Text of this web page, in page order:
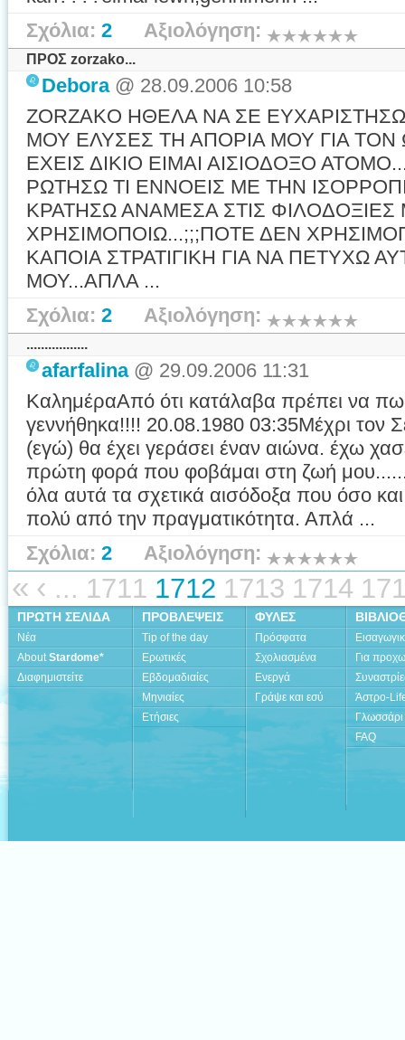
Σχόλια: 2 Αξιολόγηση:
ΠΡΟΣ zorzako...
Debora@ 28.09.2006 10:58
ZORZAKO ΗΘΕΛΑ ΝΑ ΣΕ
ΜΟΥ ΕΛΥΣΕΣ ΤΗ ΑΠΟΡΙΑ ΜΟΥ ΓΙΑ
ΕΧΕΙΣ ΔΙΚΙΟ ΕΙΜΑΙ ΑΙΣΙΟΔΟΞΟ
ΡΩΤΗΣΩ ΤΙ ΕΝΝΟΕΙΣ ΜΕ ΤΗΝ
ΚΡΑΤΗΣΩ ΑΝΑΜΕΣΑ ΣΤΙΣ
ΧΡΗΣΙΜΟΠΟΙΩ...;;;ΠΟΤΕ ΔΕΝ
ΚΑΠΟΙΑ ΣΤΡΑΤΙΓΙΚΗ ΓΙΑ ΝΑ ΠΕΤΥΧΩ
ΜΟΥ...ΑΠΛΑ ...
Σχόλια: 2 Αξιολόγηση:
.................
afarfalina@ 29.09.2006 11:31
ΚαλημέραΑπό ότι κατάλαβα πρέπει να
γεννήθηκα!!!! 20.08.1980 03:35Μέχρι τον
(εγώ) θα έχει γεράσει έναν αιώνα. έχω
πρώτη φορά που φοβάμαι στη ζωή
όλα αυτά τα σχετικά αισόδοξα που όσο
πολύ από την πραγματικότητα. Απλά ...
Σχόλια: 2 Αξιολόγηση:
« ‹ ... 1711 1712 1713 1714
ΠΡΩΤΗ ΣΕΛΙΔΑ
Νέα
AboutStardome*
Διαφημιστείτε
ΠΡΟΒΛΕΨΕΙΣ
Tip of the day
Ερωτικές
Εβδομαδιαίες
Μηνιαίες
Ετήσιες
ΦΥΛΕΣ
Πρόσφατα
Σχολιασμένα
Ενεργά
Γράψε και εσύ
Για
Άστρο-
Γλωσσάρι
FAQ